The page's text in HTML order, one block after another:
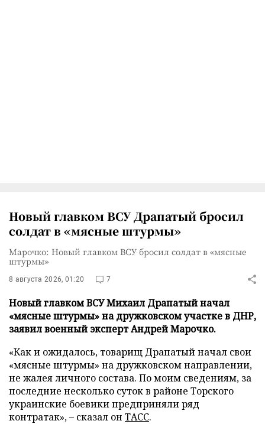
Новый главком ВСУ Драпатый бросил
солдат в «мясные штурмы»
Марочко: Новый главком ВСУ бросил солдат в «мясные
штурмы»
8 августа 2026, 01:20 7
Новый главком ВСУ Михаил Драпатый начал
«мясные штурмы» на дружковском участке в ДНР,
заявил военный эксперт Андрей Марочко.
«Как и ожидалось, товарищ Драпатый начал свои
«мясные штурмы» на дружковском направлении,
не жалея личного состава. По моим сведениям, за
последние несколько суток в районе Торского
украинские боевики предприняли ряд
контратак», – сказал он ТАСС.